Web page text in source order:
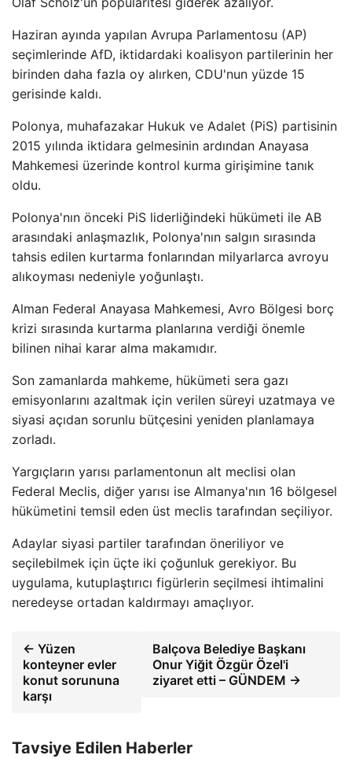
Haziran ayında yapılan Avrupa Parlamentosu (AP)
seçimlerinde AfD, iktidardaki koalisyon partilerinin her
birinden daha fazla oy alırken, CDU'nun yüzde 15
gerisinde kaldı.
Polonya, muhafazakar Hukuk ve Adalet (PiS) partisinin
2015 yılında iktidara gelmesinin ardından Anayasa
Mahkemesi üzerinde kontrol kurma girişimine tanık
oldu.
Polonya'nın önceki PiS liderliğindeki hükümeti ile AB
arasındaki anlaşmazlık, Polonya'nın salgın sırasında
tahsis edilen kurtarma fonlarından milyarlarca avroyu
alıkoyması nedeniyle yoğunlaştı.
Alman Federal Anayasa Mahkemesi, Avro Bölgesi borç
krizi sırasında kurtarma planlarına verdiği önemle
bilinen nihai karar alma makamıdır.
Son zamanlarda mahkeme, hükümeti sera gazı
emisyonlarını azaltmak için verilen süreyi uzatmaya ve
siyasi açıdan sorunlu bütçesini yeniden planlamaya
zorladı.
Yargıçların yarısı parlamentonun alt meclisi olan
Federal Meclis, diğer yarısı ise Almanya'nın 16 bölgesel
hükümetini temsil eden üst meclis tarafından seçiliyor.
Adaylar siyasi partiler tarafından öneriliyor ve
seçilebilmek için üçte iki çoğunluk gerekiyor. Bu
uygulama, kutuplaştırıcı figürlerin seçilmesi ihtimalini
neredeyse ortadan kaldırmayı amaçlıyor.
← Yüzen
konteyner evler
konut sorununa
karşı
Balçova Belediye Başkanı
Onur Yiğit Özgür Özel'i
ziyaret etti – GÜNDEM →
Tavsiye Edilen Haberler